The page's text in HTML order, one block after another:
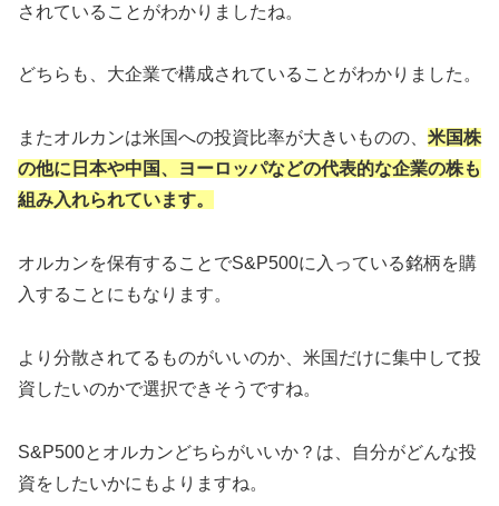
されていることがわかりましたね。
どちらも、大企業で構成されていることがわかりました。
またオルカンは米国への投資比率が大きいものの、 米国株
の他に日本や中国、ヨーロッパなどの代表的な企業の株も
組み入れられています。
オルカンを保有することでS&P500に入っている銘柄を購
入することにもなります。
より分散されてるものがいいのか、米国だけに集中して投
資したいのかで選択できそうですね。
S&P500とオルカンどちらがいいか？は、自分がどんな投
資をしたいかにもよりますね。